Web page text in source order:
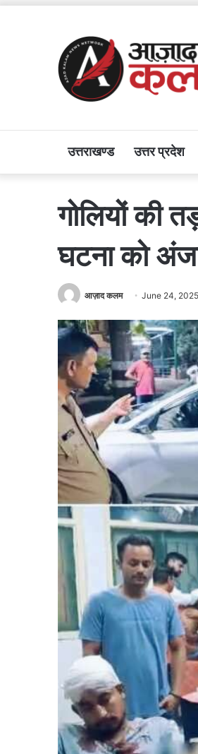
उत्तराखण्ड उत्तर प्रदेश
गोलियों की
घटना को
आज़ाद कलम June 24, 2025